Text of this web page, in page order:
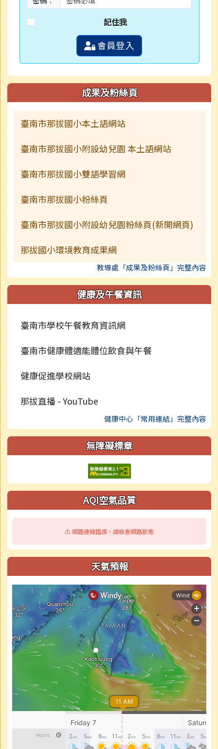
記住我
會員登入
成果及粉絲頁
臺南市那拔國小本土語網站
臺南市那拔國小附設幼兒園 本土語網站
臺南市那拔國小雙語學習網
臺南市那拔國小粉絲頁
臺南市那拔國小附設幼兒園粉絲頁(新開網頁)
那拔國小環境教育成果網
教導處「成果及粉絲頁」完整內容
健康及午餐資訊
臺南市學校午餐教育資訊網
臺南市健康體適能體位飲食與午餐
健康促進學校網站
那拔直播 - YouTube
健康中心「常用連結」完整內容
無障礙標章
AQI空氣品質
⚠️ 網路連線錯誤，請檢查網路狀態
天氣預報